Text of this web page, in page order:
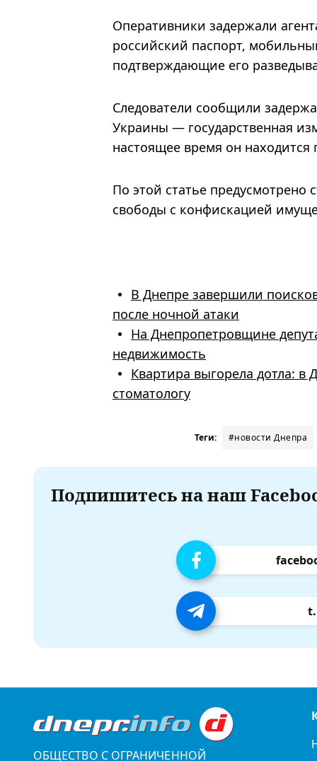
Оперативники задержали
российский паспорт,
подтверждающие его
Следователи сообщили
Украины — государственная
настоящее время он находится
По этой статье
свободы с конфискацией
В Днепре завершили
после ночной атаки
На Днепропетровщине
недвижимость
Квартира выгорела дотла: в
стоматологу
Теги: #новости Днепра
Подпишитесь на наш
ОБЩЕСТВО С ОГРАНИЧЕННОЙ